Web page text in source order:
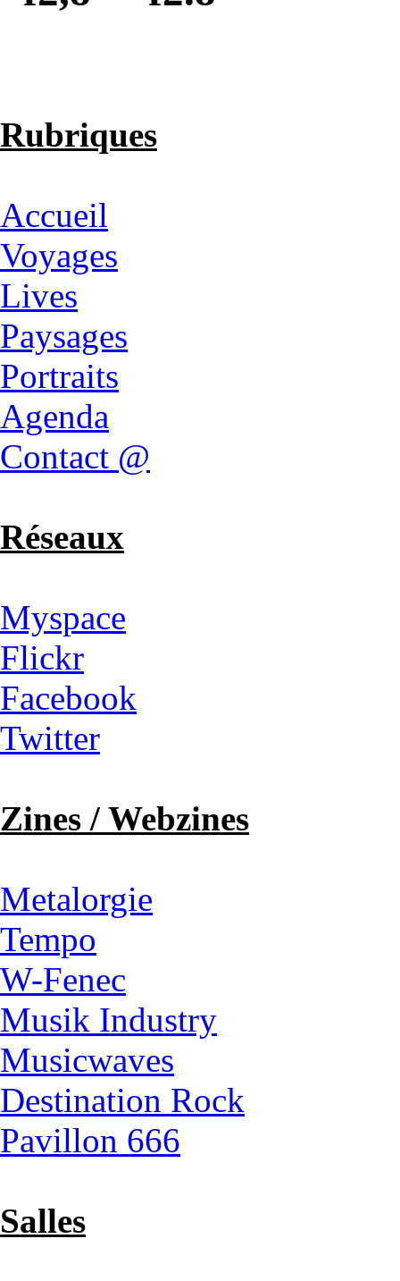
Rubriques
Accueil
Voyages
Lives
Paysages
Portraits
Agenda
Contact @
Réseaux
Myspace
Flickr
Facebook
Twitter
Zines / Webzines
Metalorgie
Tempo
W-Fenec
Musik Industry
Musicwaves
Destination Rock
Pavillon 666
Salles